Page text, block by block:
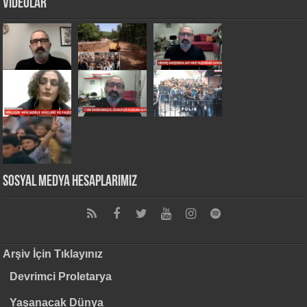
VİDEOLAR
Sosyal Medya Hesaplarımız
Arşiv İçin Tıklayınız
Devrimci Proletarya
Yaşanacak Dünya